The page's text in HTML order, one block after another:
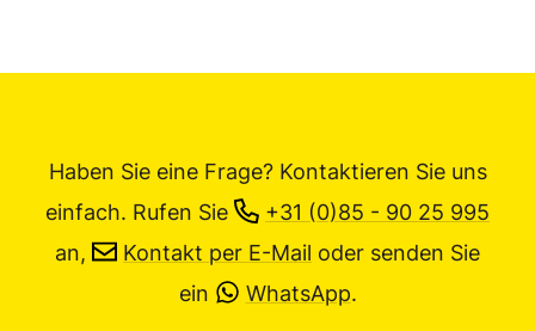
Haben Sie eine Frage? Kontaktieren Sie uns
einfach. Rufen Sie
+31 (0)85 - 90 25 995
an,
Kontakt per E-Mail oder senden Sie
ein
WhatsApp.